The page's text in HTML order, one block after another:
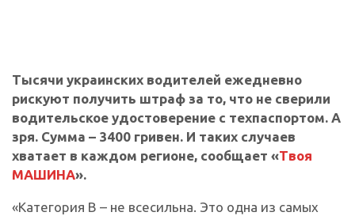
Тысячи украинских водителей ежедневно
рискуют получить штраф за то, что не сверили
водительское удостоверение с техпаспортом. А
зря. Сумма – 3400 гривен. И таких случаев
хватает в каждом регионе, сообщает «Твоя
МАШИНА».
«Категория B – не всесильна. Это одна из самых